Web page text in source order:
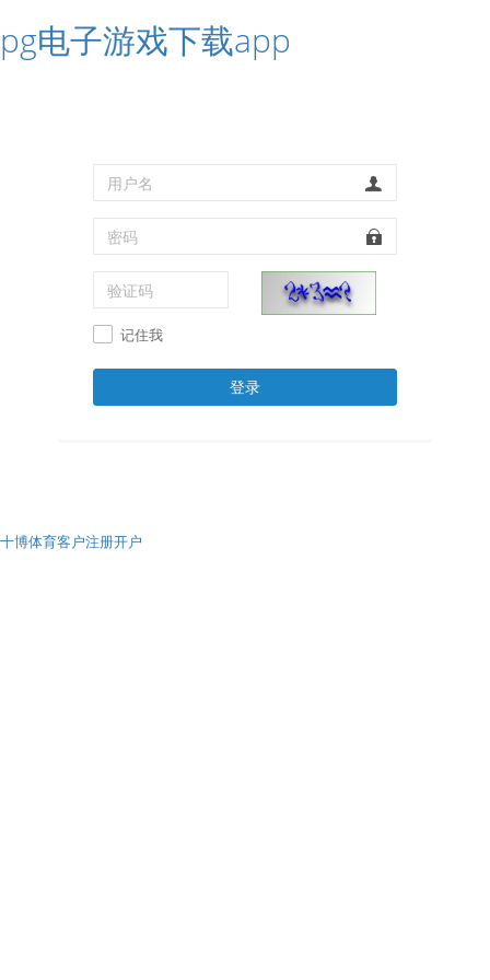
pg电子游戏下载app
记住我
登录
十博体育客户注册开户